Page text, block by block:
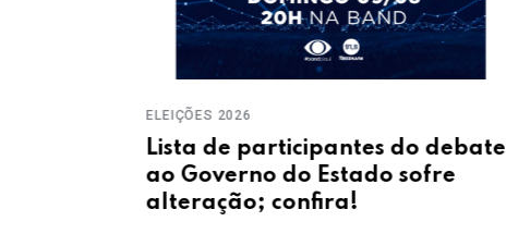
ELEIÇÕES 2026
Lista de participantes do debate
ao Governo do Estado sofre
alteração; confira!